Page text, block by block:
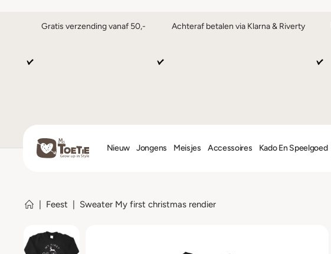
Gratis verzending vanaf 50,- Achteraf betalen via Klarna & Riverty
Nieuw Jongens Meisjes Accessoires Kado En Speelgoed
Feest Sweater My first christmas rendier